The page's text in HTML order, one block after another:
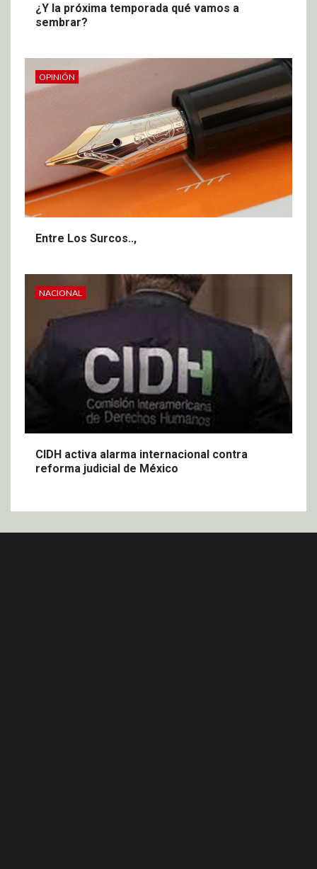
¿Y la próxima temporada qué vamos a
sembrar?
OPINIÓN
Entre Los Surcos..,
NACIONAL
CIDH activa alarma internacional contra
reforma judicial de México